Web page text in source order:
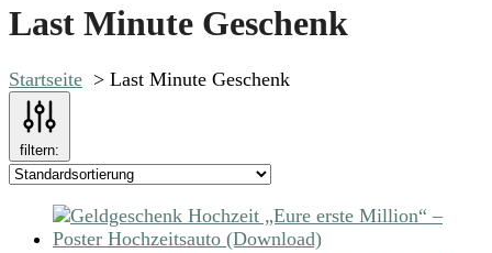
Last Minute Geschenk
Startseite Last Minute Geschenk
filtern: